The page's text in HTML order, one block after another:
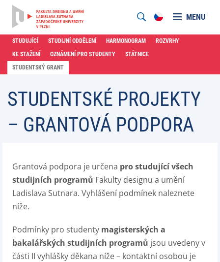
MENU
STUDUJÍCÍ STUDIJNÍ ODDĚLENÍ HARMONOGRAM
ROZVRHY
KE STAŽENÍ
OZNÁMENÍ PRO STUDENTY
STÁTNICE
STUDENTSKÝ GRANT
STUDENTSKÉ PROJEKTY
– GRANTOVÁ PODPORA
Grantová podpora je určena pro studující všech
studijních programů Fakulty designu a umění
Ladislava Sutnara. Vyhlášení podmínek naleznete
níže.
Podmínky pro studenty magisterských a
bakalářských studijních programů jsou uvedeny v
části II vyhlášky děkana níže – kontaktní osobou je